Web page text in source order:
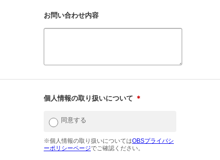
お問い合わせ内容
個人情報の取り扱いについて ＊
同意する
※個人情報の取り扱いについてはOBSプライバシ
ーポリシーページでご確認ください。